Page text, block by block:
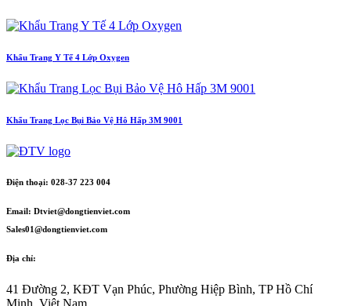
Khẩu Trang Y Tế 4 Lớp Oxygen
Khẩu Trang Lọc Bụi Bảo Vệ Hô Hấp 3M 9001
Điện thoại: 028-37 223 004
Email: Dtviet@dongtienviet.com
Sales01@dongtienviet.com
Địa chỉ:
41 Đường 2, KĐT Vạn Phúc, Phường Hiệp Bình, TP Hồ Chí
Minh, Việt Nam